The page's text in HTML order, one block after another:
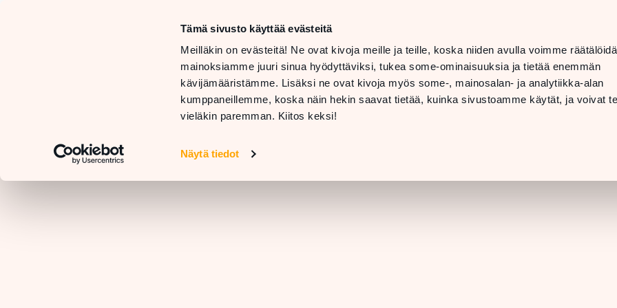
Tämä sivusto käyttää evästeitä
Meilläkin on evästeitä! Ne ovat kivoja meille ja teille, koska niiden avulla voimme
mainoksiamme juuri sinua hyödyttäviksi, tukea some-ominaisuuksia ja tietää enemmän
kävijämääristämme. Lisäksi ne ovat kivoja myös some-, mainosalan- ja analytiikka-alan
kumppaneillemme, koska näin hekin saavat tietää, kuinka sivustoamme käytät, ja voivat
vieläkin paremman. Kiitos keksi!
Näytä tiedot
10 AM – 08 PM
11 AM – 07 PM
RESTAURANTS
GETTING
HERE &
INFO